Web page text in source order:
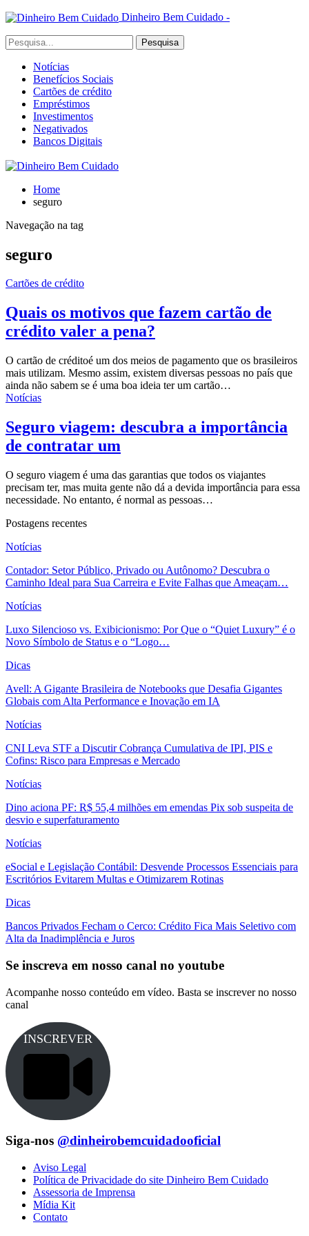
Dinheiro Bem Cuidado -
Notícias
Benefícios Sociais
Cartões de crédito
Empréstimos
Investimentos
Negativados
Bancos Digitais
Home
seguro
Navegação na tag
seguro
Cartões de crédito
Quais os motivos que fazem cartão de
crédito valer a pena?
O cartão de créditoé um dos meios de pagamento que os brasileiros
mais utilizam. Mesmo assim, existem diversas pessoas no país que
ainda não sabem se é uma boa ideia ter um cartão…
Notícias
Seguro viagem: descubra a importância
de contratar um
O seguro viagem é uma das garantias que todos os viajantes
precisam ter, mas muita gente não dá a devida importância para essa
necessidade. No entanto, é normal as pessoas…
Postagens recentes
Notícias
Contador: Setor Público, Privado ou Autônomo? Descubra o
Caminho Ideal para Sua Carreira e Evite Falhas que Ameaçam…
Notícias
Luxo Silencioso vs. Exibicionismo: Por Que o “Quiet Luxury” é o
Novo Símbolo de Status e o “Logo…
Dicas
Avell: A Gigante Brasileira de Notebooks que Desafia Gigantes
Globais com Alta Performance e Inovação em IA
Notícias
CNI Leva STF a Discutir Cobrança Cumulativa de IPI, PIS e
Cofins: Risco para Empresas e Mercado
Notícias
Dino aciona PF: R$ 55,4 milhões em emendas Pix sob suspeita de
desvio e superfaturamento
Notícias
eSocial e Legislação Contábil: Desvende Processos Essenciais para
Escritórios Evitarem Multas e Otimizarem Rotinas
Dicas
Bancos Privados Fecham o Cerco: Crédito Fica Mais Seletivo com
Alta da Inadimplência e Juros
Se inscreva em nosso canal no youtube
Acompanhe nosso conteúdo em vídeo. Basta se inscrever no nosso
canal
INSCREVER
Siga-nos @dinheirobemcuidadooficial
Aviso Legal
Política de Privacidade do site Dinheiro Bem Cuidado
Assessoria de Imprensa
Mídia Kit
Contato